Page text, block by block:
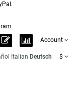
Account
Italian Deutsch $